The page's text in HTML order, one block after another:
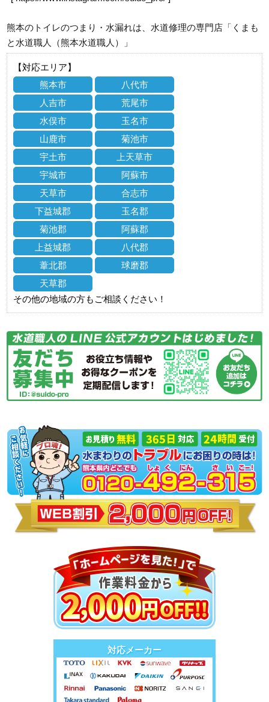
熊本のトイレのつまり・水漏れは、水道修理の専門店「くまも
と水道職人（熊本水道職人）」
【対応エリア】
熊本市
八代市
人吉市
荒尾市
水俣市
玉名市
山鹿市
菊池市
宇土市
上天草市
宇城市
阿蘇市
天草市
合志市
下益城郡
玉名郡
菊池郡
阿蘇郡
上益城郡
八代郡
葦北郡
球磨郡
天草郡
その他の地域の方もご相談ください！
対応メーカー